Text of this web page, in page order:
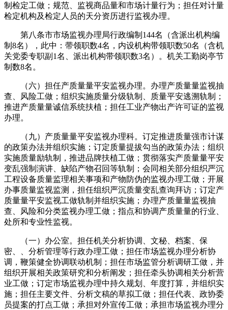
制检定工做；规范、监视商品量和市场计量行为；担任对计量
检定机构及检定人员的天分资历进行监视办理。
第八条市市场监视办理局行政编制144名（含派出机构编
制8名），此中：带领职数4名，内设机构带领职数50名（含机
关党委专职副1名、派出机构带领职数3名）。机关工勤岗亭节
制数8名。
（六）担任产质量量平安监视办理。办理产质量量监视抽
查、风险工做；组织实施质量分级轨制、质量平安逃溯轨制；
推进产质量量诚信系统扶植；担任工业产物出产许可证的监视
办理。
（九）产质量量平安监视办理科。订定推进质量强市计谋
的政策办法并组织实施；订定质量提拔勾当的政策办法；组织
实施质量励轨制，推进品牌扶植工做；贯彻落实产质量量平安
变乱强制演讲、缺陷产物召回等轨制；会同相关部分组织严沉
工程设备质量监理相关事项和产物防伪的监视办理工做；开展
办事质量监视监测，担任组织严沉质量变乱查询拜访；订定产
质量量平安监视工做轨制并组织实施；办理产质量量监视抽
查、风险和分类监视办理工做；指点和协调产质量量的行业、
处所和专业性监视。
（一）办公室。担任机关分析协调、文秘、档案、保
密、、分析管理等行政办理工做；担任市场监视办理分析协
调，鞭策健全协调联动机制；担任市场监管分析调研工做，并
组织开展相关政策研究和分析阐发；担任牵头协调相关分析营
业工做；订定市场监视办理中持久规划、年度打算，并组织实
施；担任主要文件、分析文稿的草拟工做；担任代表、政协委
员提案的打点工做；承担对外宣传工做；承担市场监视办理分